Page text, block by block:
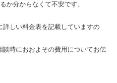
か分からなくて不安です。
詳しい料金表を記載していますの
時におおよその費用についてお伝